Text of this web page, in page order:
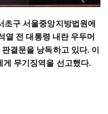
구 서울중앙지방법원에
열 전 대통령 내란 우두머
결문을 낭독하고 있다. 이
게 무기징역을 선고했다.